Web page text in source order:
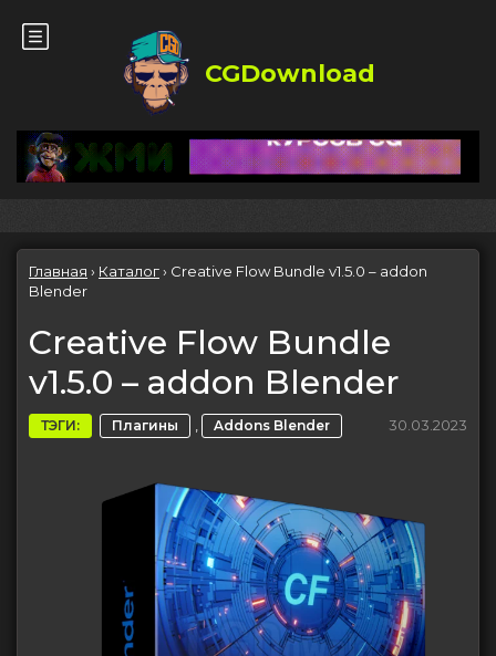
CGDownload
Главная › Каталог› Creative Flow Bundle v1.5.0 – addon
Blender
Creative Flow Bundle
v1.5.0 – addon Blender
ТЭГИ: Плагины , Addons Blender 30.03.2023